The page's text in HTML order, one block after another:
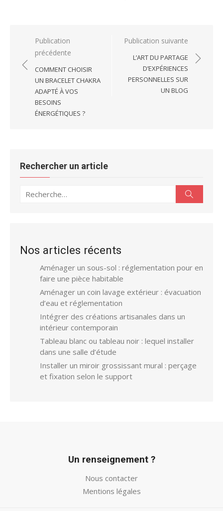
Navigation
l’article
Publication
précédente
COMMENT CHOISIR
UN BRACELET CHAKRA
ADAPTÉ À VOS
BESOINS
ÉNERGÉTIQUES ?
Publication suivante
L’ART DU PARTAGE
D’EXPÉRIENCES
PERSONNELLES SUR
UN BLOG
Rechercher un article
Recherche
Nos articles récents
Aménager un sous-sol : réglementation pour en
faire une pièce habitable
Aménager un coin lavage extérieur : évacuation
d’eau et réglementation
Intégrer des créations artisanales dans un
intérieur contemporain
Tableau blanc ou tableau noir : lequel installer
dans une salle d’étude
Installer un miroir grossissant mural : perçage
et fixation selon le support
Un renseignement ?
Nous contacter
Mentions légales